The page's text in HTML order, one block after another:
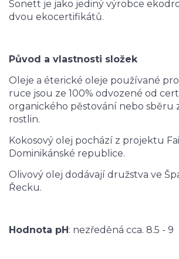
Sonett je jako jediný výrobce
dvou ekocertifikátů.
Původ a vlastnosti složek
Oleje a éterické oleje používané
ruce jsou ze 100% odvozené od
organického pěstování nebo sběru
rostlin.
Kokosový olej pochází z projektu
Dominikánské republice.
Olivový olej dodávají družstva ve
Řecku.
Hodnota pH : nezředěná cca. 8.5 - 9